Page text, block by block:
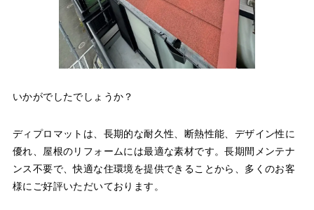
いかがでしたでしょうか？
ディプロマットは、長期的な耐久性、断熱性能、デザイン性に
優れ、屋根のリフォームには最適な素材です。長期間メンテナ
ンス不要で、快適な住環境を提供できることから、多くのお客
様にご好評いただいております。